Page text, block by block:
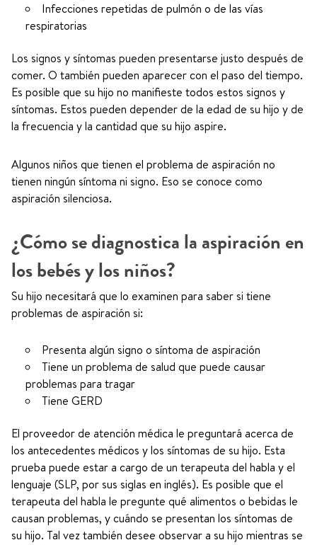
Infecciones repetidas de pulmón o de las vías
respiratorias
Los signos y síntomas pueden presentarse justo después de
comer. O también pueden aparecer con el paso del tiempo.
Es posible que su hijo no manifieste todos estos signos y
síntomas. Estos pueden depender de la edad de su hijo y de
la frecuencia y la cantidad que su hijo aspire.
Algunos niños que tienen el problema de aspiración no
tienen ningún síntoma ni signo. Eso se conoce como
aspiración silenciosa.
¿Cómo se diagnostica la aspiración en
los bebés y los niños?
Su hijo necesitará que lo examinen para saber si tiene
problemas de aspiración si:
Presenta algún signo o síntoma de aspiración
Tiene un problema de salud que puede causar
problemas para tragar
Tiene GERD
El proveedor de atención médica le preguntará acerca de
los antecedentes médicos y los síntomas de su hijo. Esta
prueba puede estar a cargo de un terapeuta del habla y el
lenguaje (SLP, por sus siglas en inglés). Es posible que el
terapeuta del habla le pregunte qué alimentos o bebidas le
causan problemas, y cuándo se presentan los síntomas de
su hijo. Tal vez también desee observar a su hijo mientras se